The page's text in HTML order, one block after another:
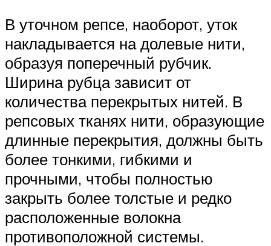
В уточном репсе, наоборот, уток
накладывается на долевые нити,
образуя поперечный рубчик.
Ширина рубца зависит от
количества перекрытых нитей. В
репсовых тканях нити, образующие
длинные перекрытия, должны быть
более тонкими, гибкими и
прочными, чтобы полностью
закрыть более толстые и редко
расположенные волокна
противоположной системы.